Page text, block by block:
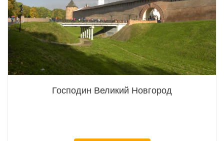
Господин Великий Новгород